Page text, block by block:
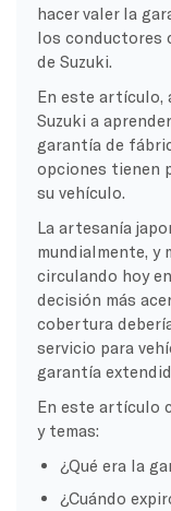
hacer valer la
los conductores
de Suzuki.
En este artículo,
Suzuki a
garantía de
opciones tienen
su vehículo.
La artesanía
mundialmente, y
circulando hoy
decisión más
cobertura
servicio para
garantía
En este artículo
y temas:
¿Qué era la
¿Cuándo